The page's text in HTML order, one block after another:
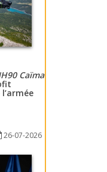
Caïman
26-07-2026